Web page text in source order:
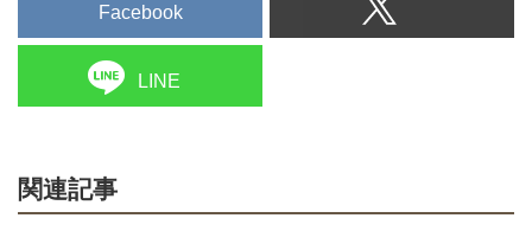
Facebook
LINE
関連記事